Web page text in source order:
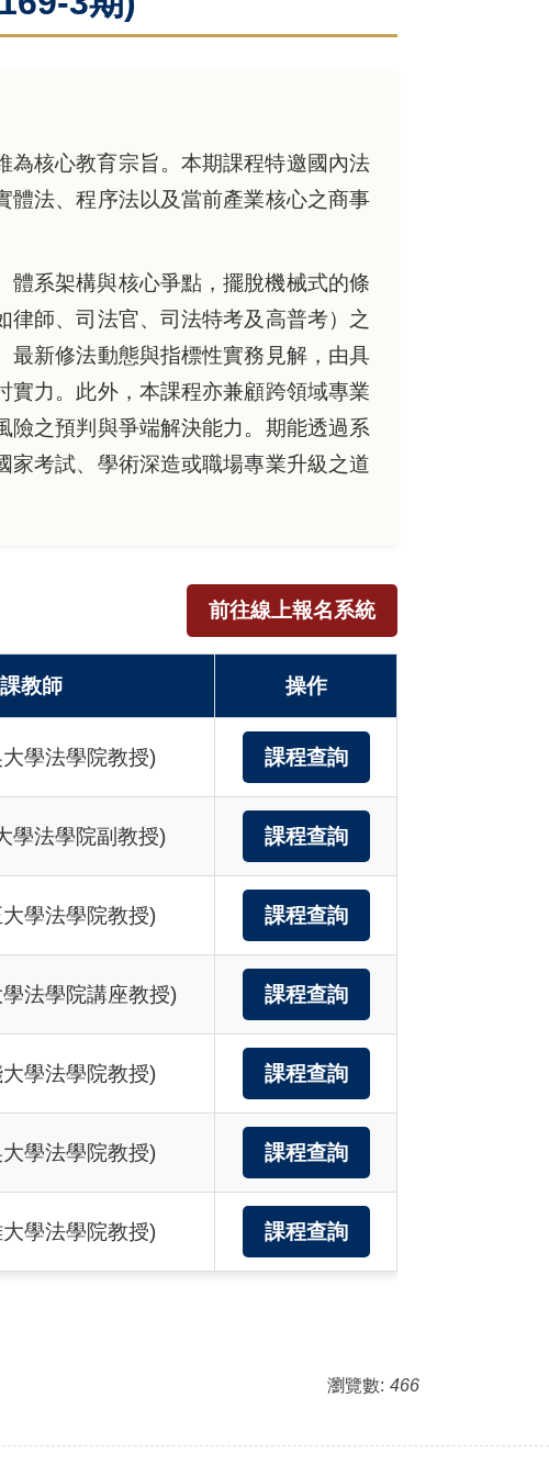
為核心教育宗旨。本期課程特邀國內法
體法、程序法以及當前產業核心之商事
系架構與核心爭點，擺脫機械式的條
師、司法官、司法特考及高普考）之
最新修法動態與指標性實務見解，由具
實力。此外，本課程亦兼顧跨領域專業
險之預判與爭端解決能力。期能透過系
家考試、學術深造或職場專業升級之道
前往線上報名系統
教師 操作
學法學院教授) 課程查詢
學法學院副教授) 課程查詢
學法學院教授) 課程查詢
法學院講座教授) 課程查詢
學法學院教授) 課程查詢
學法學院教授) 課程查詢
學法學院教授) 課程查詢
瀏覽數: 466